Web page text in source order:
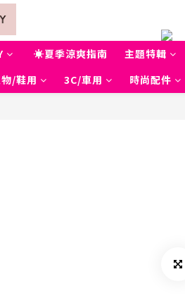
☀夏季涼爽指南 主題特輯
/鞋用 3C/車用 時尚配件